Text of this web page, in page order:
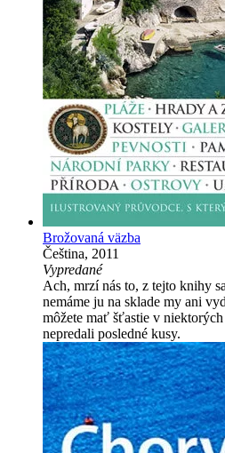
Brožovaná väzba
Čeština, 2011
Vypredané
Ach, mrzí nás to, z tejto knihy
nemáme ju na sklade my ani
môžete mať šťastie v
nepredali posledné kusy.